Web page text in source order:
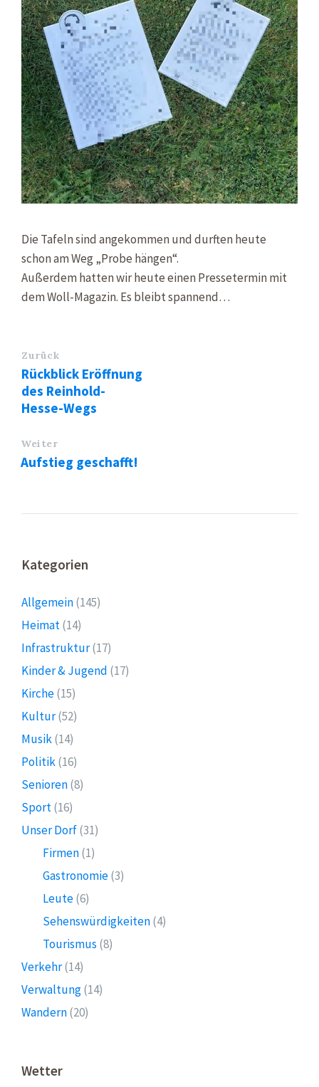
Die Tafeln sind angekommen und durften heute
schon am Weg „Probe hängen“.
Außerdem hatten wir heute einen Pressetermin mit
dem Woll-Magazin. Es bleibt spannend…
Zurück
Rückblick Eröffnung
des Reinhold-
Hesse-Wegs
Weiter
Aufstieg geschafft!
Kategorien
Allgemein(145)
Heimat(14)
Infrastruktur(17)
Kinder & Jugend (17)
Kirche(15)
Kultur(52)
Musik(14)
Politik(16)
Senioren(8)
Sport(16)
Unser Dorf(31)
Firmen(1)
Gastronomie(3)
Leute(6)
Sehenswürdigkeiten(4)
Tourismus (8)
Verkehr(14)
Verwaltung(14)
Wandern(20)
Wetter